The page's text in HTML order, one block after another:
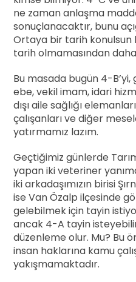
ne zaman anlaşma
sonuçlanacaktır, bunu
Ortaya bir tarih konulsun
tarih olmamasından
Bu masada bugün 4-
ebe, vekil imam, idari
dışı aile sağlığı
çalışanları ve diğer
yatırmamız lazım.
Geçtiğimiz günlerde
yapan iki veteriner
iki arkadaşımızın birisi
ise Van Özalp ilçesinde
gelebilmek için tayin
ancak 4-A tayin
düzenleme olur. Mu? Bu
insan haklarına kamu
yakışmamaktadır.